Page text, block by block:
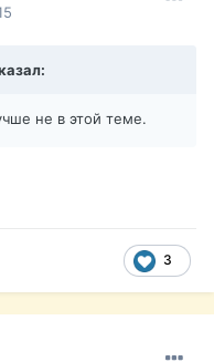
не в этой теме.
3